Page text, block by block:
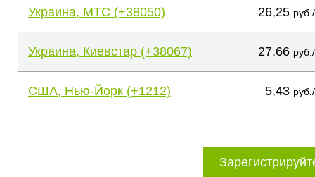
Украина, МТС (+38050) 26,25
Украина, Киевстар (+38067) 27,66
США, Нью-Йорк (+1212) 5,43